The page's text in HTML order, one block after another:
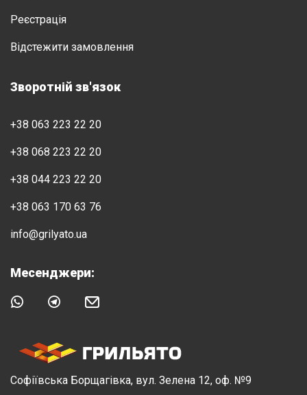
Реєстрація
Відстежити замовлення
Зворотній зв'язок
+38 063 223 22 20
+38 068 223 22 20
+38 044 223 22 20
+38 063 170 63 76
info@grilyato.ua
Месенджери:
Софіївська Борщагівка, вул. Зелена 12, оф. №9